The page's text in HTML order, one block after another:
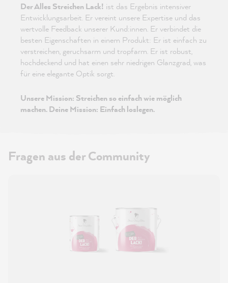
Der Alles Streichen Lack! ist das Ergebnis intensiver
Entwicklungsarbeit. Er vereint unsere Expertise und das
wertvolle Feedback unserer Kund:innen. Er verbindet die
besten Eigenschaften in einem Produkt: Er ist einfach zu
verstreichen, geruchsarm und tropfarm. Er ist robust,
hochdeckend und hat einen sehr niedrigen Glanzgrad, was
für eine elegante Optik sorgt.
Unsere Mission: Streichen so einfach wie möglich
machen. Deine Mission: Einfach loslegen.
Fragen aus der Community